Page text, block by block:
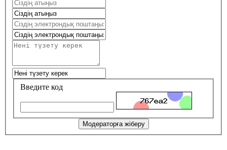
Введите код
Модераторға жіберу